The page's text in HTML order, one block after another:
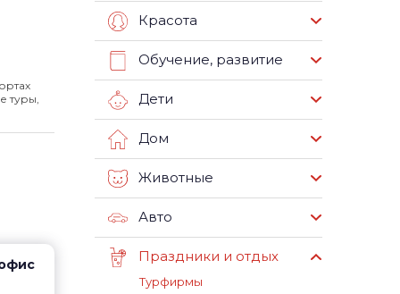
туры,
Красота
Обучение, развитие
Дети
Дом
Животные
Авто
Праздники и отдых
Турфирмы